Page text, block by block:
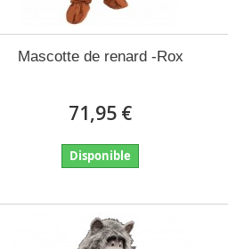
Mascotte de renard -Rox
71,95 €
Disponible